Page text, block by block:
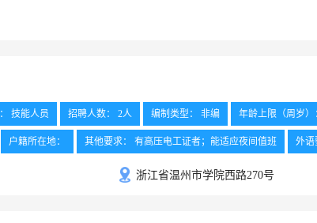
技能人员 招聘人数： 2人 编制类型： 非编 年龄上限（周岁）
户籍所在地： 其他要求： 有高压电工证者；能适应夜间值班 外语
浙江省温州市学院西路270号